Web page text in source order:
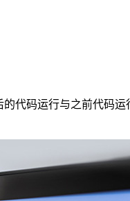
代码运行与之前代码